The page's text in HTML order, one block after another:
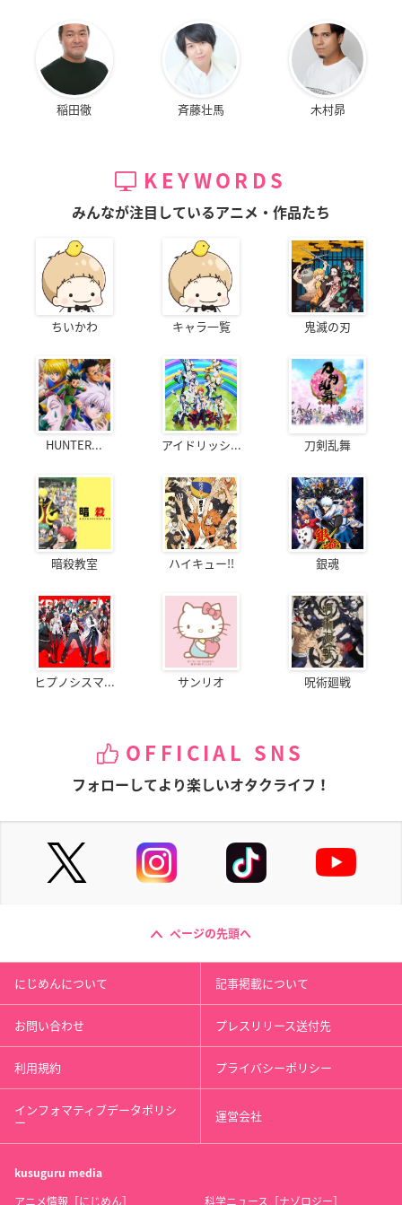
稲田徹 斉藤壮馬 木村昴
KEYWORDS
みんなが注目しているアニメ・作品たち
ちいかわ キャラ一覧 鬼滅の刃
HUNTER... アイドリッシ... 刀剣乱舞
暗殺教室 ハイキュー!! 銀魂
ヒプノシスマ... サンリオ 呪術廻戦
OFFICIAL SNS
フォローしてより楽しいオタクライフ！
ページの先頭へ
にじめんについて 記事掲載について
お問い合わせ プレスリリース送付先
利用規約 プライバシーポリシー
インフォマティブデータポリシ
ー 運営会社
kusuguru media
アニメ情報［にじめん］ 科学ニュース［ナゾロジー］